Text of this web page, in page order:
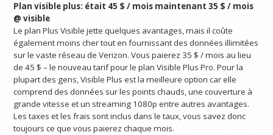
Plan visible plus: était 45 $ / mois maintenant 35 $ / mois
@ visible
Le plan Plus Visible jette quelques avantages, mais il coûte
également moins cher tout en fournissant des données illimitées
sur le vaste réseau de Verizon. Vous paierez 35 $ / mois au lieu
de 45 $ – le nouveau tarif pour le plan Visible Plus Pro. Pour la
plupart des gens, Visible Plus est la meilleure option car elle
comprend des données sur les points chauds, une couverture à
grande vitesse et un streaming 1080p entre autres avantages.
Les taxes et les frais sont inclus dans le taux, vous savez donc
toujours ce que vous paierez chaque mois.